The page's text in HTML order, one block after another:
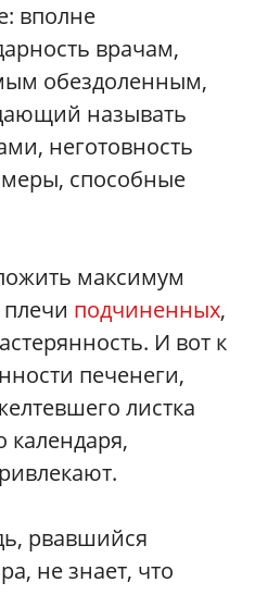
вполне
врачам,
обездоленным,
называть
неготовность
способные
максимум
плечи подчиненных,
И вот к
печенеги,
листка
календаря,
рвавшийся
не знает, что